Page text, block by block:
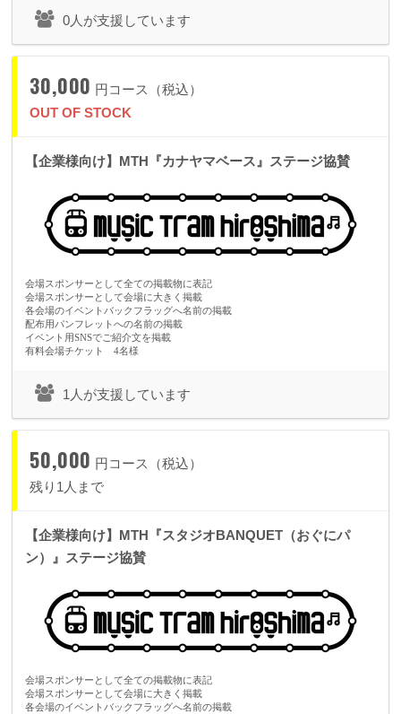
●よくあるご質問 Q&A ５
完売したリターンの再販について
完売表示が出ても決済未完了な方がいると在庫が戻るケースがありま
す。
す。
●よくあるご質問 Q&A 6
A. 本プロジェクトでは、チケットの事前発送・データ発行は行っており
ません。当日受付にて、ご支援時のお名前をお申し出いただきご入場と
なります。発送通知などはございませんので、当日そのまま会場へお越
0人が支援しています
30,000 円コース（税込）
OUT OF STOCK
【企業様向け】MTH『カナヤマベース』ステージ協賛
会場スポンサーとして全ての掲載物に表記
会場スポンサーとして会場に大きく掲載
各会場のイベントバックフラッグへ名前の掲載
配布用パンフレットへの名前の掲載
イベント用SNSでご紹介文を掲載
有料会場チケット 4名様
1人が支援しています
50,000 円コース（税込）
残り1人まで
【企業様向け】MTH『スタジオBANQUET（おぐにパ
ン）』ステージ協賛
会場スポンサーとして全ての掲載物に表記
会場スポンサーとして会場に大きく掲載
各会場のイベントバックフラッグへ名前の掲載